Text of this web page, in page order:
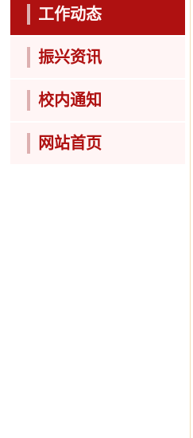
工作动态
振兴资讯
校内通知
网站首页